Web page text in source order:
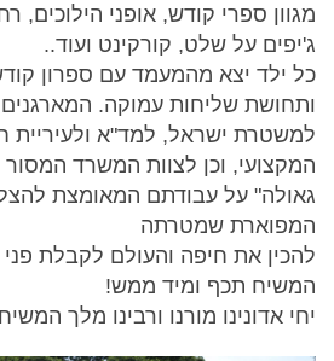
מגוון ספרי קודש, אופני הילוכים,
ג'יפים על שלט, קורקינט ועוד..
כל ילד יצא מהמעמד עם ספרון
ותחושת שליחות עמוקה. המארגנים
למשטרת ישראל, למד"א ולעיריית
המקצועי, וכן לצוות המשרד
גאולה" על עבודתם המאומצת
המפוארת שמטרתה
להכין את חיפה והעולם לקבלת
המשיח תכף ומיד ממש!
יחי אדונינו מורנו ורבינו מלך